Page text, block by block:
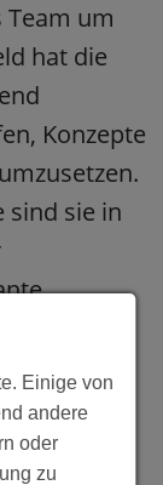
um
hat die
Konzepte
sind sie in
das Büro
Einige von
andere
oder
zu